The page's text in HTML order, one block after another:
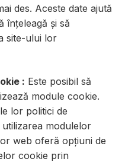
des. Aceste date ajută
înțeleagă și să
site-ului lor
: Este posibil să
module cookie.
lor politici de
modulelor
web oferă opțiuni de
cookie prin